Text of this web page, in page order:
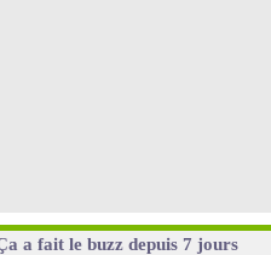
a fait le buzz depuis 7 jours